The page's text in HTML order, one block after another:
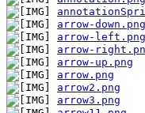
arrow-down.png
arrow-left.png
arrow-
arrow-up.png
arrow.png
arrow2.png
arrow3.png